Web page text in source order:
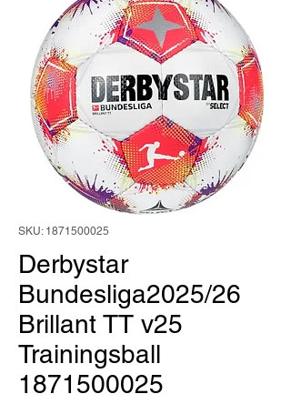
SKU: 1871500025
Derbystar
Bundesliga2025/26
Brillant TT v25
Trainingsball
1871500025